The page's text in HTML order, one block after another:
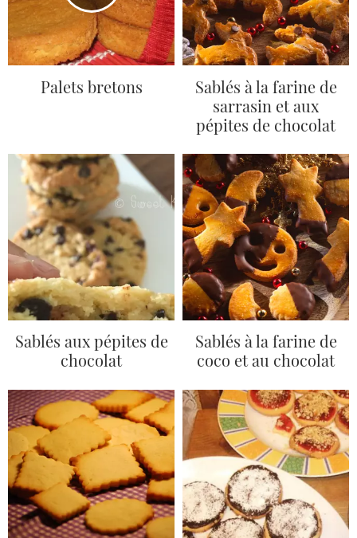
Palets bretons
Sablés à la farine de
sarrasin et aux
pépites de chocolat
Sablés aux pépites de
chocolat
Sablés à la farine de
coco et au chocolat